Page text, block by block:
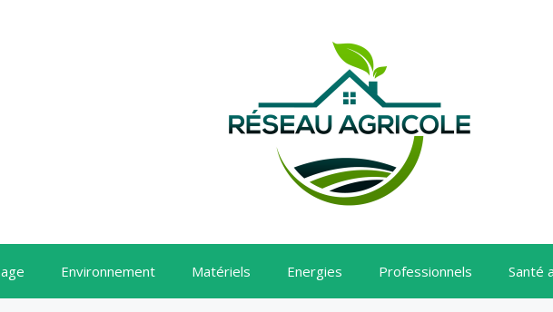
Environnement Matériels Energies Professionnels Santé